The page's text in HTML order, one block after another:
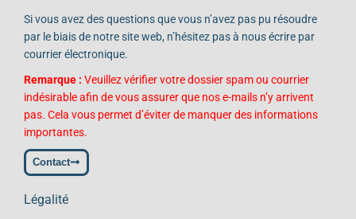
Si vous avez des questions que vous n’avez pas pu résoudre
par le biais de notre site web, n’hésitez pas à nous écrire par
courrier électronique.
Remarque : Veuillez vérifier votre dossier spam ou courrier
indésirable afin de vous assurer que nos e-mails n’y arrivent
pas. Cela vous permet d’éviter de manquer des informations
importantes.
Contact
Légalité